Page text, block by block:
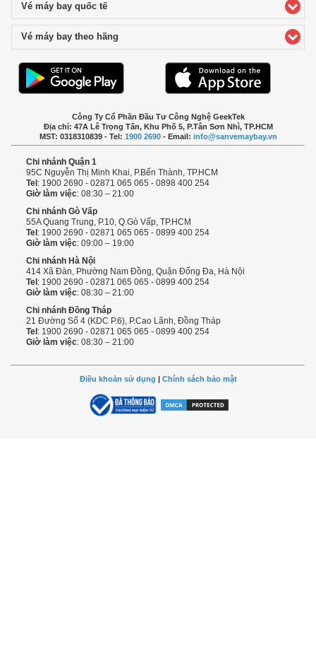
Vé máy bay quốc tếclick to expand contents
Vé máy bay theo hãng
Công Ty Cổ Phần Đầu Tư Công Nghệ GeekTek
Địa chỉ: 47A Lê Trọng Tấn, Khu Phố 5, P.Tân Sơn Nhì, TP.HCM
MST: 0318310839 - Tel: 1900 2690- Email: info@sanvemaybay.vn
Chi nhánh Quận 1
95C Nguyễn Thị Minh Khai, P.Bến Thành, TP.HCM
Tel: 1900 2690 - 02871 065 065 - 0898 400 254
Giờ làm việc: 08:30 – 21:00
Chi nhánh Gò Vấp
55A Quang Trung, P.10, Q.Gò Vấp, TP.HCM
Tel: 1900 2690 - 02871 065 065 - 0899 400 254
Giờ làm việc: 09:00 – 19:00
Chi nhánh Hà Nội
414 Xã Đàn, Phường Nam Đồng, Quận Đống Đa, Hà Nội
Tel: 1900 2690 - 02871 065 065 - 0899 400 254
Giờ làm việc: 08:30 – 21:00
Chi nhánh Đồng Tháp
21 Đường Số 4 (KDC P.6), P.Cao Lãnh, Đồng Tháp
Tel: 1900 2690 - 02871 065 065 - 0899 400 254
Giờ làm việc: 08:30 – 21:00
Điều khoản sử dụng | Chính sách bảo mật